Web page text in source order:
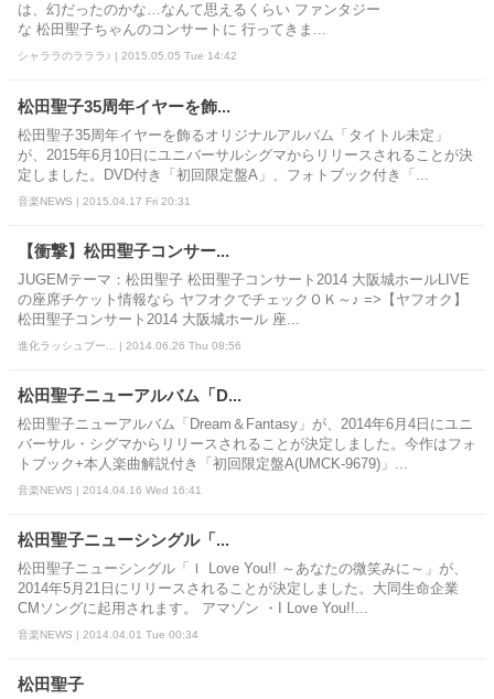
は、幻だったのかな…なんて思えるくらい ファンタジー
な 松田聖子ちゃんのコンサートに 行ってきま...
シャララのラララ♪ | 2015.05.05 Tue 14:42
松田聖子35周年イヤーを飾...
松田聖子35周年イヤーを飾るオリジナルアルバム「タイトル未定」
が、2015年6月10日にユニバーサルシグマからリリースされることが決
定しました。DVD付き「初回限定盤A」、フォトブック付き「...
音楽NEWS | 2015.04.17 Fri 20:31
【衝撃】松田聖子コンサー...
JUGEMテーマ：松田聖子 松田聖子コンサート2014 大阪城ホールLIVE
の座席チケット情報なら ヤフオクでチェックＯＫ～♪ =>【ヤフオク】
松田聖子コンサート2014 大阪城ホール 座...
進化ラッシュブー... | 2014.06.26 Thu 08:56
松田聖子ニューアルバム「D...
松田聖子ニューアルバム「Dream＆Fantasy」が、2014年6月4日にユニ
バーサル・シグマからリリースされることが決定しました。今作はフォ
トブック+本人楽曲解説付き「初回限定盤A(UMCK-9679)」...
音楽NEWS | 2014.04.16 Wed 16:41
松田聖子ニューシングル「...
松田聖子ニューシングル「Ｉ Love You!! ～あなたの微笑みに～」が、
2014年5月21日にリリースされることが決定しました。大同生命企業
CMソングに起用されます。 アマゾン ・I Love You!!...
音楽NEWS | 2014.04.01 Tue 00:34
松田聖子